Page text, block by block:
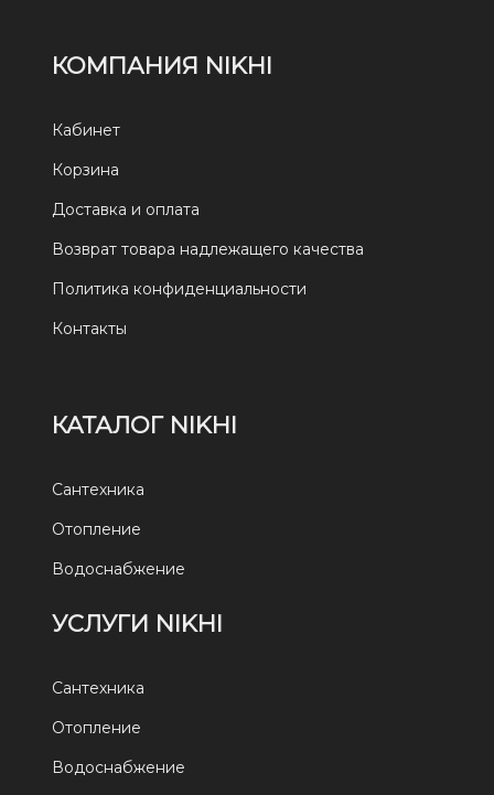
КОМПАНИЯ NIKHI
Кабинет
Корзина
Доставка и оплата
Возврат товара надлежащего качества
Политика конфиденциальности
Контакты
КАТАЛОГ NIKHI
Сантехника
Отопление
Водоснабжение
УСЛУГИ NIKHI
Сантехника
Отопление
Водоснабжение